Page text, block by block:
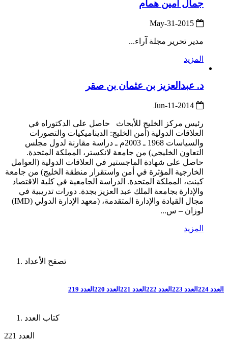
جمال أمين همام
مدير تحرير مجلة آراء...
المزيد
د. عبدالعزيز بن عثمان بن صقر
رئيس مركز الخليج للأبحاث حاصل على الدكتوراه في
العلاقات الدولية (أمن الخليج: الديناميكيات والتصورات
والسياسات 1968 ـ 2003م ـ دراسة مقارنة لدول مجلس
التعاون الخليجي) من جامعة لانكستر، المملكة المتحدة.
حاصل على شهادة الماجستير في العلاقات الدولية (العوامل
الخارجية المؤثرة في أمن واستقرار منطقة الخليج) من جامعة
كينت، المملكة المتحدة. الدراسة الجامعية في كلية الاقتصاد
والإدارة بجامعة الملك عبد العزيز بجدة. دورات تدريبية في
مجال القيادة والإدارة المتقدمة، (معهد الإدارة الدولي (IMD)
لوزان – س...
المزيد
تصفح الأعداد
العدد 224 العدد 223 العدد 222 العدد 221 العدد 220 العدد 219
كتاب العدد
العدد 221